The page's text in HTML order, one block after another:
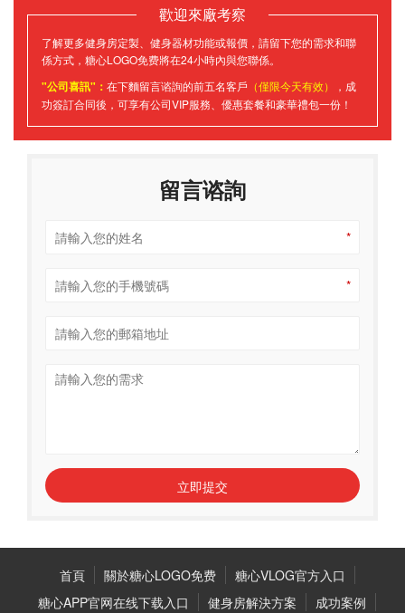
歡迎來廠考察
了解更多健身房定製、健身器材功能或報價，請留下您的需求和聯
係方式，糖心LOGO免费將在24小時內與您聯係。
"公司喜訊"： 在下麵留言谘詢的前五名客戶 （僅限今天有效）
，成
功簽訂合同後，可享有公司VIP服務、優惠套餐和豪華禮包一份！
留言谘詢
*
*
立即提交
首頁 關於糖心LOGO免费
糖心VLOG官方入口
糖心APP官网在线下载入口
健身房解決方案
成功案例